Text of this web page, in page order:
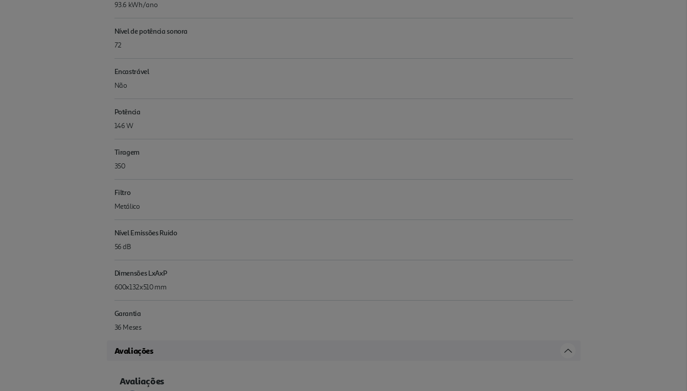
93.6 kWh/ano
Nível de potência sonora
72
Encastrável
Não
Potência
146 W
Tiragem
350
Filtro
Metálico
Nível Emissões Ruido
56 dB
Dimensões LxAxP
600x132x510 mm
Garantia
36 Meses
Avaliações